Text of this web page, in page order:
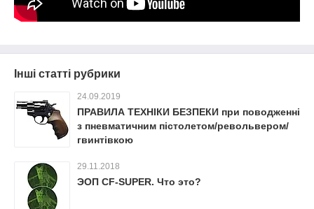
Інші статті рубрики
24.09.2019
ПРАВИЛА ТЕХНІКИ БЕЗПЕКИ при поводженні
з пневматичним пістолетом/револьвером/
гвинтівкою
29.11.2018
ЭОП CF-SUPER. Что это?